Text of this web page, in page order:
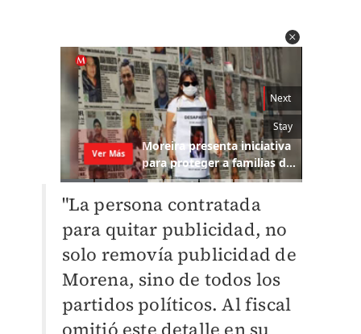
"La persona contratada
para quitar publicidad, no
solo removía publicidad de
Morena, sino de todos los
partidos políticos. Al fiscal